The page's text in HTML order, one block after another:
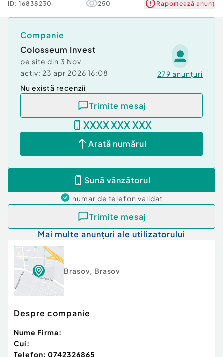
Te așteptăm cu drag la vizionare! Site:
www.colosseuminvest.ro
Confort:1
Tip imobil:Bloc de apartamente
ID: 16838230 250 Raportează anunț
Companie
Colosseum Invest
pe site din 3 Nov
activ: 23 apr 2026 16:08 279 anunțuri
Nu există recenzii
Trimite mesaj
XXXX XXX XXX
Arată numărul
Sună vânzătorul
numar de telefon validat
Trimite mesaj
Mai multe anunțuri ale utilizatorului
Brasov, Brasov
Despre companie
Nume Firma:
Cui:
Telefon: 0742326865